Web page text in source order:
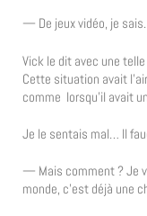
— De jeux vidéo, je
Vick le dit avec une
Cette situation avait
comme lorsqu’il avait
Je le sentais mal… Il
— Mais comment ? Je
monde, c’est déjà une